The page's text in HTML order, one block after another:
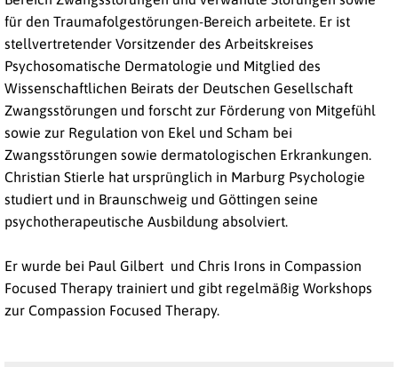
für den Traumafolgestörungen-Bereich arbeitete. Er ist
stellvertretender Vorsitzender des Arbeitskreises
Psychosomatische Dermatologie und Mitglied des
Wissenschaftlichen Beirats der Deutschen Gesellschaft
Zwangsstörungen und forscht zur Förderung von Mitgefühl
sowie zur Regulation von Ekel und Scham bei
Zwangsstörungen sowie dermatologischen Erkrankungen.
Christian Stierle hat ursprünglich in Marburg Psychologie
studiert und in Braunschweig und Göttingen seine
psychotherapeutische Ausbildung absolviert.
Er wurde bei Paul Gilbert und Chris Irons in Compassion
Focused Therapy trainiert und gibt regelmäßig Workshops
zur Compassion Focused Therapy.